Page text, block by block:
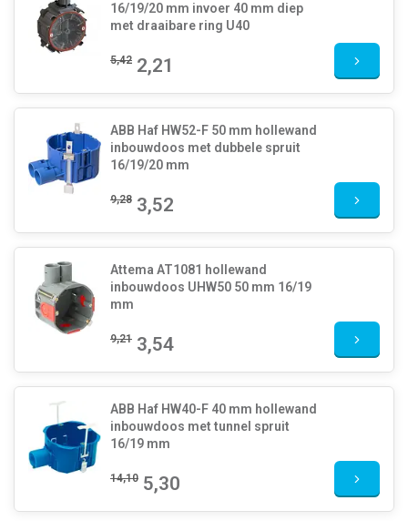
16/19/20 mm invoer 40 mm diep
met draaibare ring U40
5,42 2,21
ABB Haf HW52-F 50 mm hollewand
inbouwdoos met dubbele spruit
16/19/20 mm
9,28 3,52
Attema AT1081 hollewand
inbouwdoos UHW50 50 mm 16/19
mm
9,21 3,54
ABB Haf HW40-F 40 mm hollewand
inbouwdoos met tunnel spruit
16/19 mm
14,10 5,30